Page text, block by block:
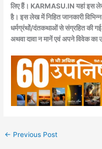
लिए हैं। KARMASU.IN यहां इस लेख
है। इस लेख में निहित जानकारी
धर्मग्रंथों/दंतकथाओं से संग्रहित की
अथवा दावा न मानें एवं अपने विवेक का
← Previous Post